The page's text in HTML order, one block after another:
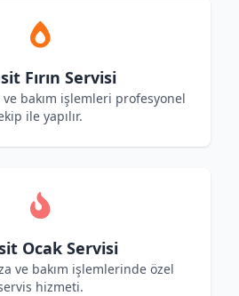
Fırın Servisi
bakım işlemleri profesyonel
ile yapılır.
Ocak Servisi
ve bakım işlemlerinde özel
hizmeti.